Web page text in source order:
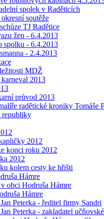
spolek v Raděticích
soutěže
TJ Radětice
žen - 6.4.2013
spolku - 6.4.2013
- 2.4.2013
MDŽ
2013
průvod 2013
radětické kroniky Tomáše
republiky
2012
konci roku 2012
2012
kolem cesty ke hřišti
Hámre
obci Hodruša Hámre
Hámre
Peterka - ředitel firmy Sandri
Peterka - zakladatel učňovské